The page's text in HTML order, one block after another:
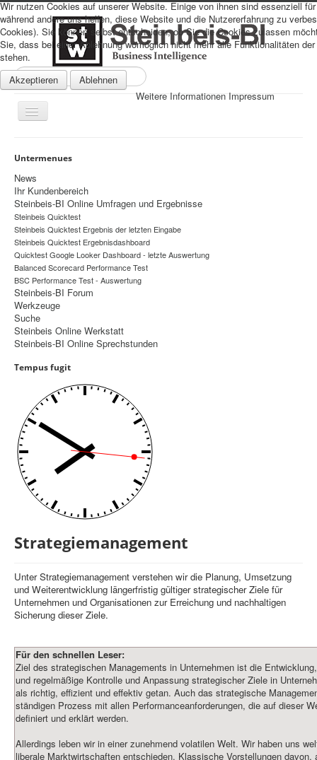
Suchen
...
Navigation
an/aus
Datenschutz
Impressum
Home
Prognosen
Beratung
Management
Controlling
Balanced Scorecard
Benchmarking
Hoshin-Kanri
Kommunikation
Entscheidungsregeln
Aktuelle Seite: Startseite
Untermenues
News
Ihr Kundenbereich
Steinbeis-BI Online Umfragen und Ergebnisse
Steinbeis Quicktest
Steinbeis Quicktest Ergebnis der letzten Eingabe
Steinbeis Quicktest Ergebnisdashboard
Quicktest Google Looker Dashboard - letzte Auswertung
Balanced Scorecard Performance Test
BSC Performance Test - Auswertung
Steinbeis-BI Forum
Werkzeuge
Suche
Steinbeis Online Werkstatt
Steinbeis-BI Online Sprechstunden
Tempus fugit
Strategiemanagement
Unter Strategiemanagement verstehen wir die Planung, Umsetzung
und Weiterentwicklung längerfristig gültiger strategischer Ziele für
Unternehmen und Organisationen zur Erreichung und nachhaltigen
Sicherung dieser Ziele.
Für den schnellen Leser:
Ziel des strategischen Managements in Unternehmen ist die
und regelmäßige Kontrolle und Anpassung strategischer Ziele in
als richtig, effizient und effektiv getan. Auch das strategische
ständigen Prozess mit allen Performanceanforderungen, die auf dieser
definiert und erklärt werden.
Allerdings leben wir in einer zunehmend volatilen Welt. Wir haben uns
liberale Marktwirtschaften entschieden. Klassische Vorstellungen davon,
Wir nutzen Cookies auf unserer Website. Einige von ihnen sind essenziell
während andere uns helfen, diese Website und die Nutzererfahrung zu
Cookies). Sie können selbst entscheiden, ob Sie die Cookies zulassen
Sie, dass bei einer Ablehnung womöglich nicht mehr alle Funktionalitäten
stehen.
Akzeptieren
Ablehnen
Weitere Informationen Impressum